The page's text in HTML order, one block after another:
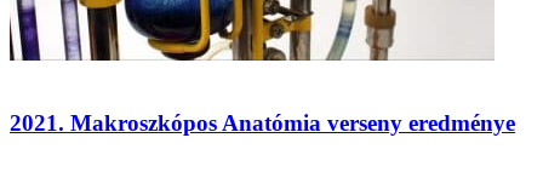
2021. Makroszkópos Anatómia verseny eredménye